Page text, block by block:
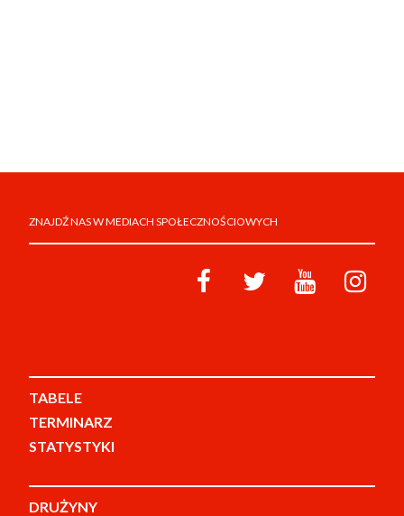
ZNAJDŹ NAS W MEDIACH SPOŁECZNOŚCIOWYCH
TABELE
TERMINARZ
STATYSTYKI
DRUŻYNY